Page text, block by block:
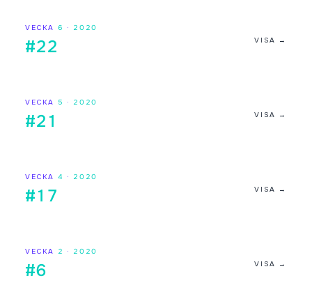
VECKA 6 · 2020
#22 VISA →
VECKA 5 · 2020
#21 VISA →
VECKA 4 · 2020
#17 VISA →
VECKA 2 · 2020
#6 VISA →